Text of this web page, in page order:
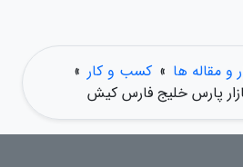
و مقاله ها » کسب و کار »
پارس خلیج فارس کیش